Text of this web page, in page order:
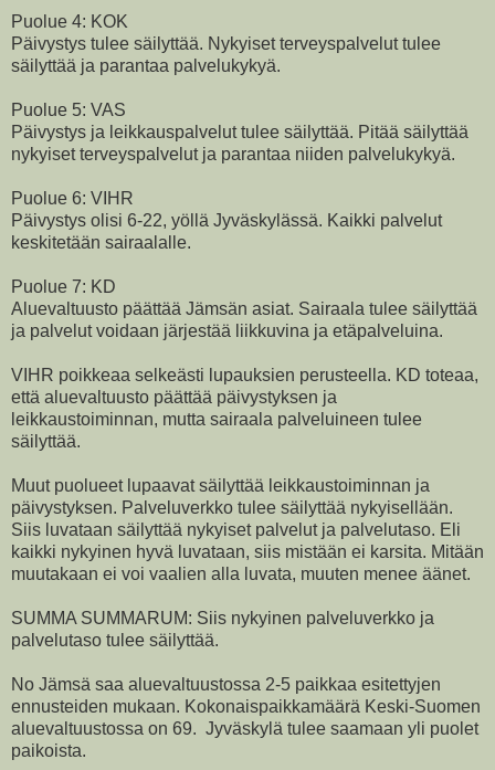
Puolue 4: KOK
Päivystys tulee säilyttää. Nykyiset terveyspalvelut tulee
säilyttää ja parantaa palvelukykyä.
Puolue 5: VAS
Päivystys ja leikkauspalvelut tulee säilyttää. Pitää säilyttää
nykyiset terveyspalvelut ja parantaa niiden palvelukykyä.
Puolue 6: VIHR
Päivystys olisi 6-22, yöllä Jyväskylässä. Kaikki palvelut
keskitetään sairaalalle.
Puolue 7: KD
Aluevaltuusto päättää Jämsän asiat. Sairaala tulee säilyttää
ja palvelut voidaan järjestää liikkuvina ja etäpalveluina.
VIHR poikkeaa selkeästi lupauksien perusteella. KD toteaa,
että aluevaltuusto päättää päivystyksen ja
leikkaustoiminnan, mutta sairaala palveluineen tulee
säilyttää.
Muut puolueet lupaavat säilyttää leikkaustoiminnan ja
päivystyksen. Palveluverkko tulee säilyttää nykyisellään.
Siis luvataan säilyttää nykyiset palvelut ja palvelutaso. Eli
kaikki nykyinen hyvä luvataan, siis mistään ei karsita. Mitään
muutakaan ei voi vaalien alla luvata, muuten menee äänet.
SUMMA SUMMARUM: Siis nykyinen palveluverkko ja
palvelutaso tulee säilyttää.
No Jämsä saa aluevaltuustossa 2-5 paikkaa esitettyjen
ennusteiden mukaan. Kokonaispaikkamäärä Keski-Suomen
aluevaltuustossa on 69. Jyväskylä tulee saamaan yli puolet
paikoista.